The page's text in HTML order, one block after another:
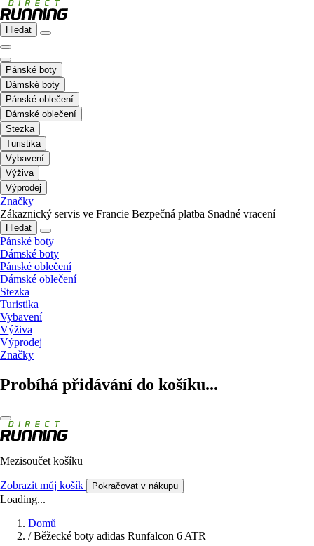
Hledat
Pánské boty
Dámské boty
Pánské oblečení
Dámské oblečení
Stezka
Turistika
Vybavení
Výživa
Výprodej
Značky
Zákaznický servis ve Francie Bezpečná platba Snadné vracení
Hledat
Pánské boty
Dámské boty
Pánské oblečení
Dámské oblečení
Stezka
Turistika
Vybavení
Výživa
Výprodej
Značky
Probíhá přidávání do košíku...
Mezisoučet košíku
Zobrazit můj košík Pokračovat v nákupu
Loading...
Domů
/ Běžecké boty adidas Runfalcon 6 ATR